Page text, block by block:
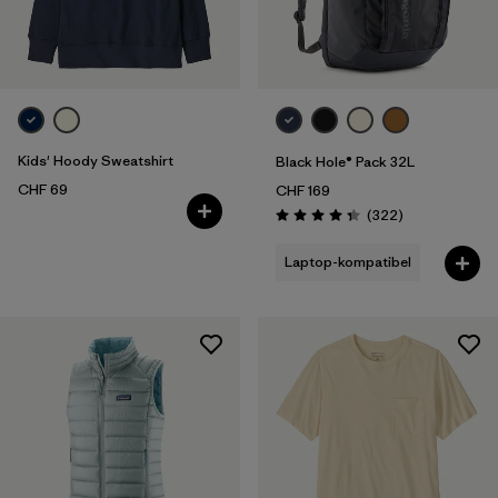
Kids' Hoody Sweatshirt
CHF 69
Black Hole® Pack 32L
CHF 169
Bewertung: 4.4 / 5
(322Rezensionen
)
Laptop-kompatibel